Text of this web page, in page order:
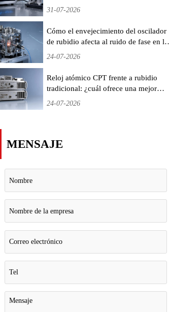
pruebas y qué umbrales activan la
31-07-2026
Cómo el envejecimiento del oscilador
de rubidio afecta al ruido de fase en la
sincronización de estaciones base 5G
24-07-2026
Reloj atómico CPT frente a rubidio
tradicional: ¿cuál ofrece una mejor
estabilidad a largo plazo para los
24-07-2026
MENSAJE